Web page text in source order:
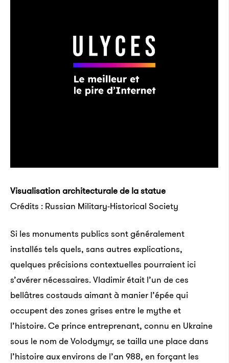
Visualisation architecturale de la statue
Crédits : Russian Military-Historical Society
Si les monuments publics sont généralement
installés tels quels, sans autres explications,
quelques précisions contextuelles pourraient ici
s’avérer nécessaires. Vladimir était l’un de ces
bellâtres costauds aimant à manier l’épée qui
occupent des zones grises entre le mythe et
l’histoire. Ce prince entreprenant, connu en Ukraine
sous le nom de Volodymyr, se tailla une place dans
l’histoire aux environs de l’an 988, en forçant les